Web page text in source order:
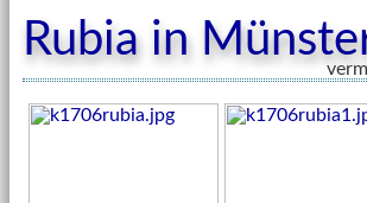
Rubia in